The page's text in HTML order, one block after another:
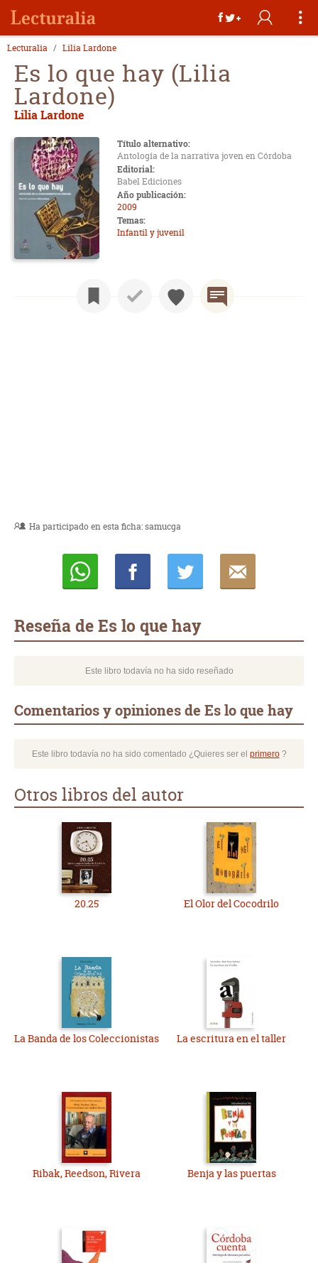
Lecturalia Lilia Lardone
Es lo que hay (Lilia
Lardone)
Lilia Lardone
Título alternativo:
Antología de la narrativa joven en Córdoba
Editorial:
Babel Ediciones
Año publicación:
2009
Temas:
Infantil y juvenil
Ha participado en esta ficha:samucga
Reseña de Es lo que hay
Este libro todavía no ha sido reseñado
Comentarios y opiniones de Es lo que hay
Este libro todavía no ha sido comentado ¿Quieres ser el primero?
Otros libros del autor
20.25 El Olor del Cocodrilo
La Banda de los Coleccionistas La escritura en el taller
Ribak, Reedson, Rivera Benja y las puertas